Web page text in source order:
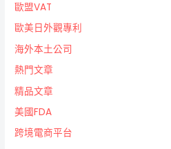
歐盟VAT
歐美日外觀專利
海外本土公司
熱門文章
精品文章
美國FDA
跨境電商平台